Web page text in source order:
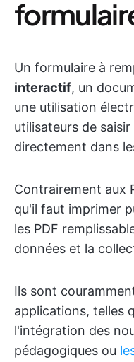
Un formulaire à
interactif, un
une utilisation
utilisateurs de
directement dans
Contrairement aux
qu'il faut imprimer
les PDF
données et la
Ils sont
applications, telles
l'intégration des
pédagogiques ou